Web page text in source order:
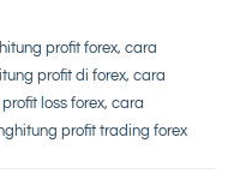
profit forex, cara
profit di forex, cara
loss forex, cara
profit trading forex